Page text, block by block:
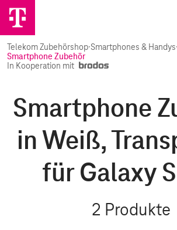
Telekom Zubehörshop·Smartphones & Handys·
Smartphone Zubehör
In Kooperation mit
Smartphone
in Weiß,
für Galaxy
2 Produkte